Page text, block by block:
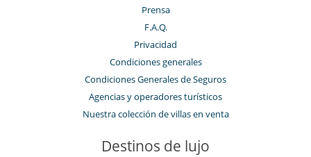
Prensa
F.A.Q.
Privacidad
Condiciones generales
Condiciones Generales de Seguros
Agencias y operadores turísticos
Nuestra colección de villas en venta
Destinos de lujo